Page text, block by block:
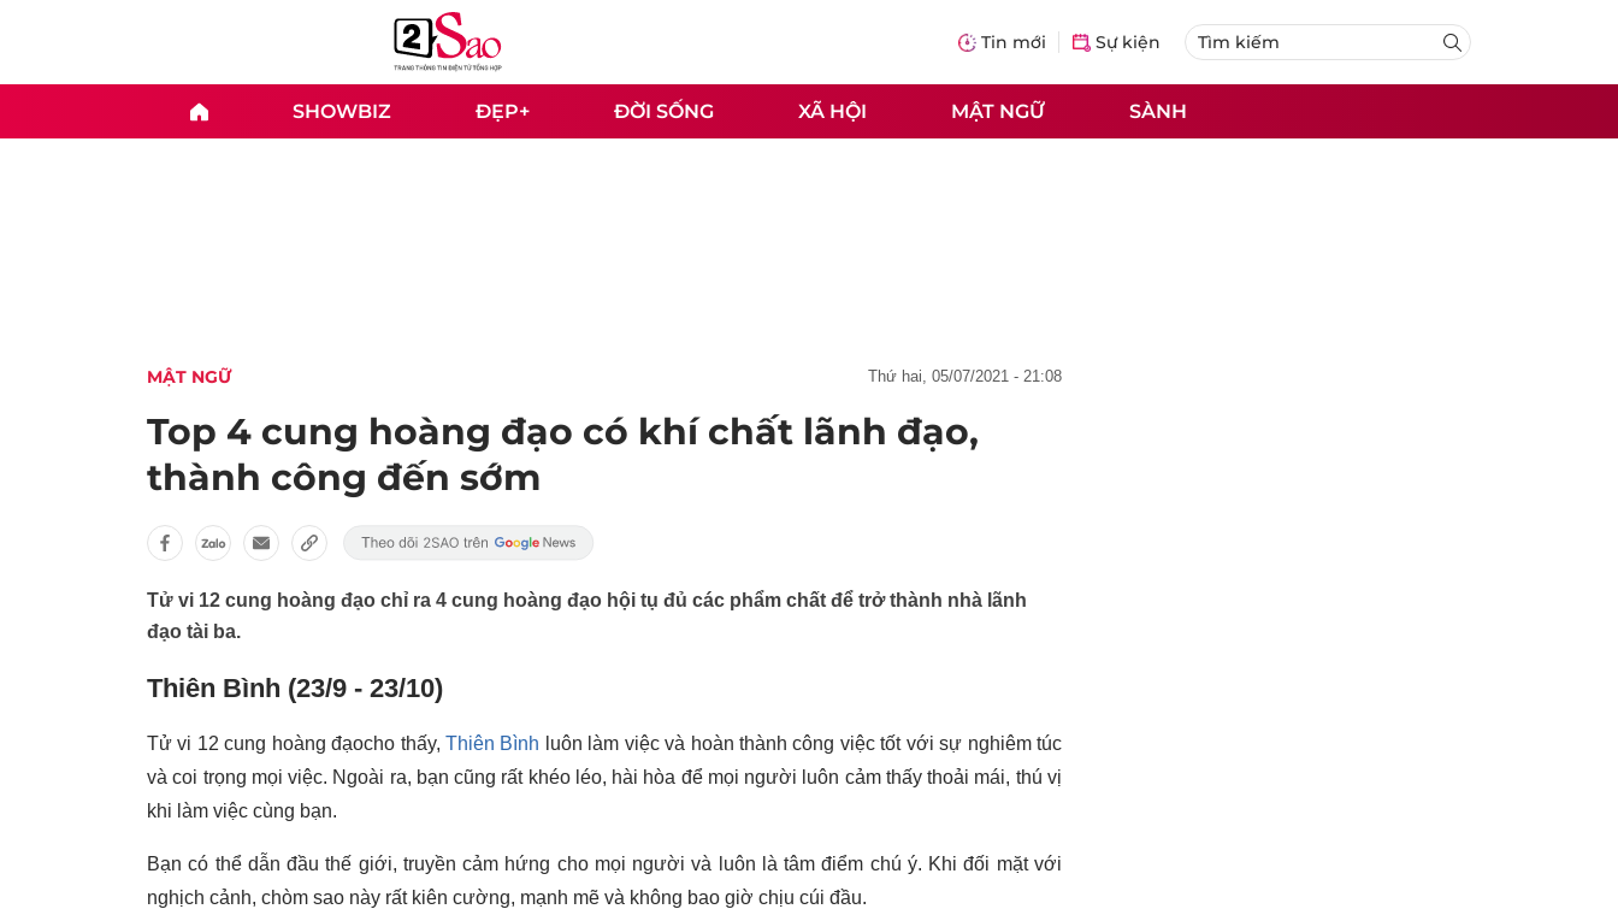
Tin mới Sự kiện
SHOWBIZ ĐẸP+ ĐỜI SỐNG XÃ HỘI MẬT NGỮ SÀNH
MẬT NGỮ thứ hai, 05/07/2021 - 21:08
Top 4 cung hoàng đạo có khí chất lãnh đạo,
thành công đến sớm
Tử vi 12 cung hoàng đạo chỉ ra 4 cung hoàng đạo hội tụ đủ các phẩm chất để trở thành nhà lãnh
đạo tài ba.
Thiên Bình (23/9 - 23/10)
Tử vi 12 cung hoàng đạocho thấy, Thiên Bình luôn làm việc và hoàn thành công việc tốt với sự nghiêm túc
và coi trọng mọi việc. Ngoài ra, bạn cũng rất khéo léo, hài hòa để mọi người luôn cảm thấy thoải mái, thú vị
khi làm việc cùng bạn.
Bạn có thể dẫn đầu thế giới, truyền cảm hứng cho mọi người và luôn là tâm điểm chú ý. Khi đối mặt với
nghịch cảnh, chòm sao này rất kiên cường, mạnh mẽ và không bao giờ chịu cúi đầu.